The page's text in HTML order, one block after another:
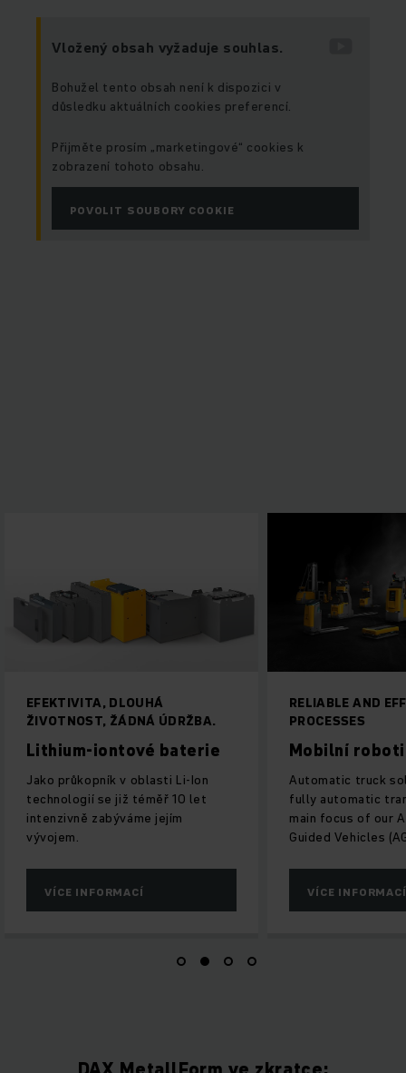
Vložený obsah vyžaduje souhlas.
Bohužel tento obsah není k dispozici v
důsledku aktuálních cookies preferencí.
Přijměte prosím „marketingové“ cookies k
zobrazení tohoto obsahu.
POVOLIT SOUBORY COOKIE
RELIABLE AND EFFICIENT
PROCESSES
Mobilní roboti
Automatic truck solutions and
fully automatic transport are the
main focus of our Automated
Guided Vehicles (AGVs).
VÍCE INFORMACÍ
SNADNÁ
BŘEMEN
Elektrické
vozíky
Pro krátké či
režimu ručního
spolujízdy.
VÍCE